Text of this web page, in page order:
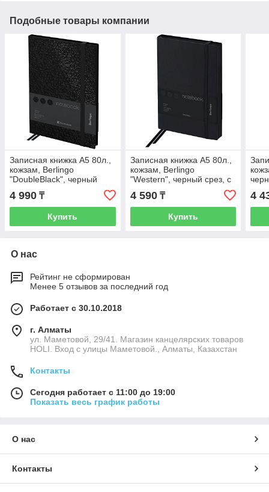
Подобные товары компании
Записная книжка А5 80л.,
кожзам, Berlingo
"DoubleBlack", черный
срез, черная, с рисунком
2
4 990 ₸
Купить
Записная книжка А5 80л.,
кожзам, Berlingo
"Western", черный срез, с
4 590₸
Купить
4
О нас
Рейтинг не сформирован
Менее 5 отзывов за последний год
Работает с 30.10.2018
г. Алматы
ул. Маметовой, 29/41. Магазин канцелярских товаров
HOLI. Вход с улицы Маметовой., Алматы, Казахстан
Контакты
Сегодня работает с 11:00 до 19:00
Показать весь график работы
О нас
Контакты